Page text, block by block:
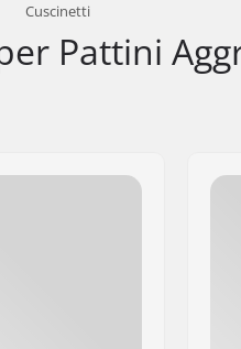
Cuscinetti
Pattini